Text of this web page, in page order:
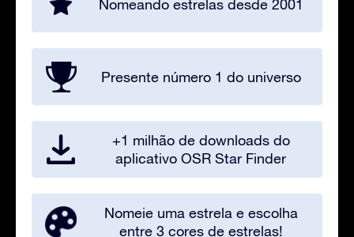
Nomeando estrelas desde 2001
Presente número 1 do universo
+1 milhão de downloads do
aplicativo OSR Star Finder
Nomeie uma estrela e escolha
entre 3 cores de estrelas!